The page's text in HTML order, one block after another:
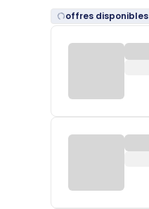
offres disponibles